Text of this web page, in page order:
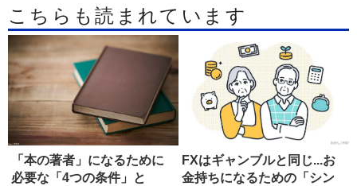
こちらも読まれています
「本の著者」になるために
必要な「4つの条件」と
FXはギャンブルと同じ...お
金持ちになるための「シン